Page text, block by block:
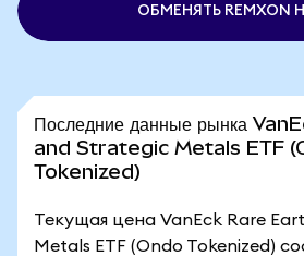
ОБМЕНЯТЬ REMXON
Последние данные рынка
and Strategic Metals ETF
Tokenized)
Текущая цена VanEck Rare
Metals ETF (Ondo Tokenized)